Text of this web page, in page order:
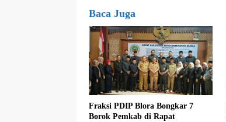
Baca Juga
Fraksi PDIP Blora Bongkar 7
Borok Pemkab di Rapat